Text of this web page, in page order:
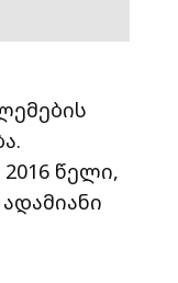
წელი,